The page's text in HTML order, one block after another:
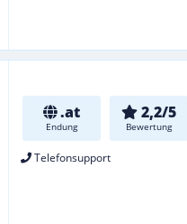
.at
Endung
2,2/5
Bewertung
Telefonsupport